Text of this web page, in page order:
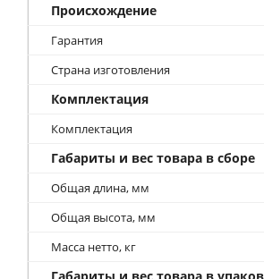
Происхождение
Гарантия
Страна изготовления
Комплектация
Комплектация
Габариты и вес товара в сборе
Общая длина, мм
Общая высота, мм
Масса нетто, кг